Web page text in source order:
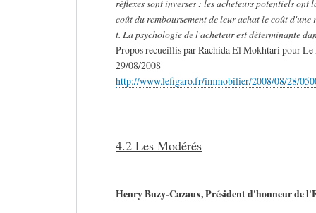
réflexes sont inverses : les acheteurs potentiels
coût du remboursement de leur achat le coût
t. La psychologie de l'acheteur est déterminante
Propos recueillis par Rachida El Mokhtari pour
29/08/2008
http://www.lefigaro.fr/immobilier/2008/08/28/
4.2 Les Modérés
Henry Buzy-Cazaux, Président d'honneur de